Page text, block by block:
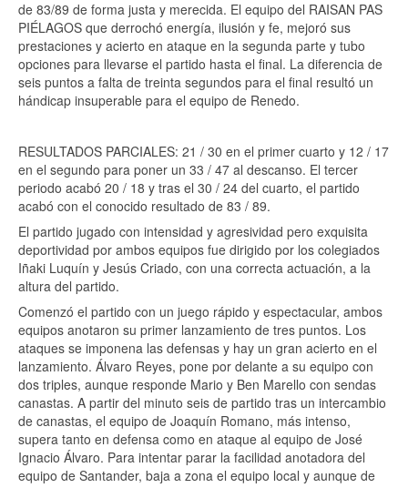
de 83/89 de forma justa y merecida. El equipo del RAISAN PAS
PIÉLAGOS que derrochó energía, ilusión y fe, mejoró sus
prestaciones y acierto en ataque en la segunda parte y tubo
opciones para llevarse el partido hasta el final. La diferencia de
seis puntos a falta de treinta segundos para el final resultó un
hándicap insuperable para el equipo de Renedo.
RESULTADOS PARCIALES: 21 / 30 en el primer cuarto y 12 / 17
en el segundo para poner un 33 / 47 al descanso. El tercer
periodo acabó 20 / 18 y tras el 30 / 24 del cuarto, el partido
acabó con el conocido resultado de 83 / 89.
El partido jugado con intensidad y agresividad pero exquisita
deportividad por ambos equipos fue dirigido por los colegiados
Iñaki Luquín y Jesús Criado, con una correcta actuación, a la
altura del partido.
Comenzó el partido con un juego rápido y espectacular, ambos
equipos anotaron su primer lanzamiento de tres puntos. Los
ataques se imponena las defensas y hay un gran acierto en el
lanzamiento. Álvaro Reyes, pone por delante a su equipo con
dos triples, aunque responde Mario y Ben Marello con sendas
canastas. A partir del minuto seis de partido tras un intercambio
de canastas, el equipo de Joaquín Romano, más intenso,
supera tanto en defensa como en ataque al equipo de José
Ignacio Álvaro. Para intentar parar la facilidad anotadora del
equipo de Santander, baja a zona el equipo local y aunque de